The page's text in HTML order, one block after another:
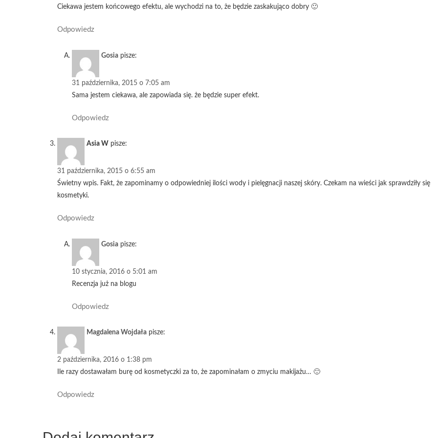
Ciekawa jestem końcowego efektu, ale wychodzi na to, że będzie zaskakująco dobry 🙂
Odpowiedz
Gosia pisze:
31 października, 2015 o 7:05 am
Sama jestem ciekawa, ale zapowiada się. że będzie super efekt.
Odpowiedz
Asia W pisze:
31 października, 2015 o 6:55 am
Świetny wpis. Fakt, że zapominamy o odpowiedniej ilości wody i pielęgnacji naszej skóry. Czekam na wieści jak sprawdziły się
kosmetyki.
Odpowiedz
Gosia pisze:
10 stycznia, 2016 o 5:01 am
Recenzja już na blogu
Odpowiedz
Magdalena Wojdała pisze:
2 października, 2016 o 1:38 pm
Ile razy dostawałam burę od kosmetyczki za to, że zapominałam o zmyciu makijażu… 🙂
Odpowiedz